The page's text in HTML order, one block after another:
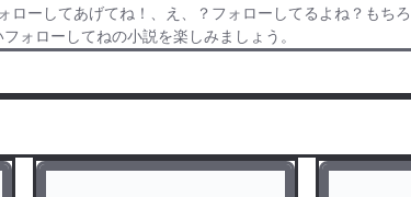
ーしてあげてね！、え、？フォローしてるよね？もち
ォローしてねの小説を楽しみましょう。